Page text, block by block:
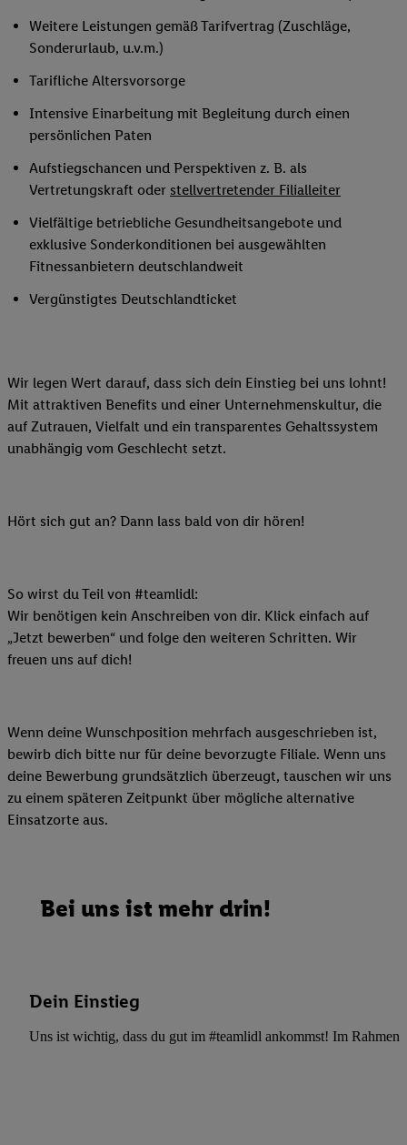
Weitere Leistungen gemäß Tarifvertrag (Zuschläge,
Sonderurlaub, u.v.m.)
Tarifliche Altersvorsorge
Intensive Einarbeitung mit Begleitung durch einen
persönlichen Paten
Aufstiegschancen und Perspektiven z. B. als
Vertretungskraft oder stellvertretender Filialleiter
Vielfältige betriebliche Gesundheitsangebote und
exklusive Sonderkonditionen bei ausgewählten
Fitnessanbietern deutschlandweit
Vergünstigtes Deutschlandticket
Wir legen Wert darauf, dass sich dein Einstieg bei uns lohnt!
Mit attraktiven Benefits und einer Unternehmenskultur, die
auf Zutrauen, Vielfalt und ein transparentes Gehaltssystem
unabhängig vom Geschlecht setzt.
Hört sich gut an? Dann lass bald von dir hören!
So wirst du Teil von #teamlidl:
Wir benötigen kein Anschreiben von dir. Klick einfach auf
„Jetzt bewerben“ und folge den weiteren Schritten. Wir
freuen uns auf dich!
Wenn deine Wunschposition mehrfach ausgeschrieben ist,
bewirb dich bitte nur für deine bevorzugte Filiale. Wenn uns
deine Bewerbung grundsätzlich überzeugt, tauschen wir uns
zu einem späteren Zeitpunkt über mögliche alternative
Einsatzorte aus.
Bei uns ist mehr drin!
Dein Einstieg
Uns ist wichtig, dass du gut im #teamlidl ankommst! Im Rahmen